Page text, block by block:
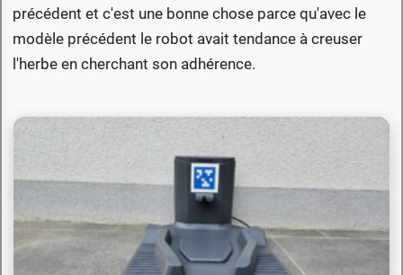
précédent et c'est une bonne chose parce qu'avec le
modèle précédent le robot avait tendance à creuser
l'herbe en cherchant son adhérence.